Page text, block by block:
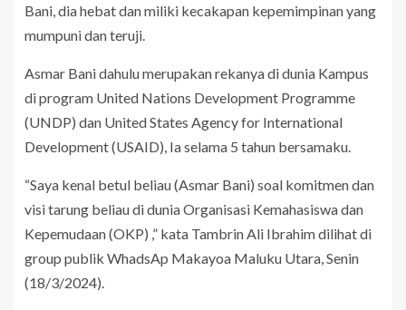
Bani, dia hebat dan miliki kecakapan kepemimpinan yang
mumpuni dan teruji.
Asmar Bani dahulu merupakan rekanya di dunia Kampus
di program United Nations Development Programme
(UNDP) dan United States Agency for International
Development (USAID), Ia selama 5 tahun bersamaku.
“Saya kenal betul beliau (Asmar Bani) soal komitmen dan
visi tarung beliau di dunia Organisasi Kemahasiswa dan
Kepemudaan (OKP) ,” kata Tambrin Ali Ibrahim dilihat di
group publik WhadsAp Makayoa Maluku Utara, Senin
(18/3/2024).